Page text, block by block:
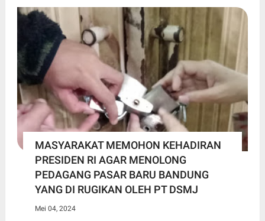
MASYARAKAT MEMOHON KEHADIRAN
PRESIDEN RI AGAR MENOLONG
PEDAGANG PASAR BARU BANDUNG
YANG DI RUGIKAN OLEH PT DSMJ
Mei 04, 2024